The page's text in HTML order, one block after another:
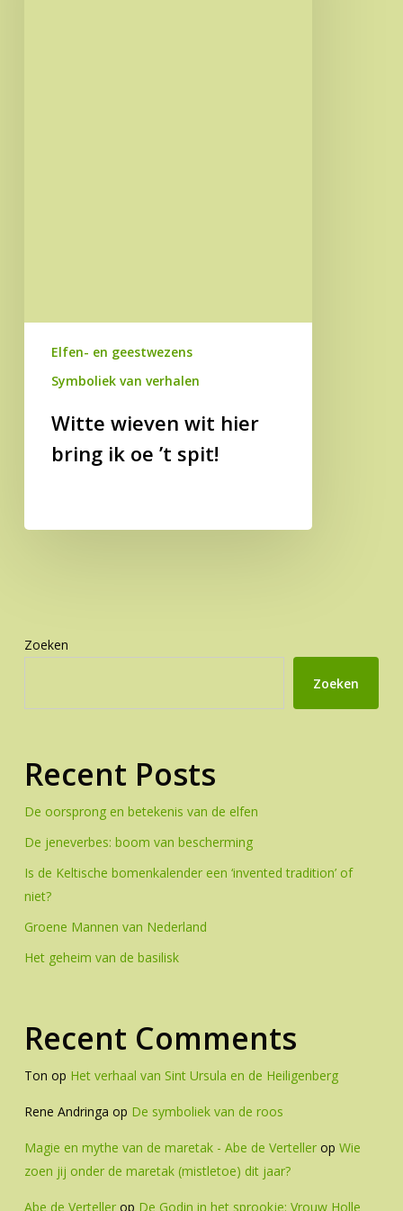
Elfen- en geestwezens
Symboliek van verhalen
Witte wieven wit hier
bring ik oe ’t spit!
Zoeken
Zoeken
Recent Posts
De oorsprong en betekenis van de elfen
De jeneverbes: boom van bescherming
Is de Keltische bomenkalender een ‘invented tradition’ of
niet?
Groene Mannen van Nederland
Het geheim van de basilisk
Recent Comments
Ton op Het verhaal van Sint Ursula en de Heiligenberg
Rene Andringa op De symboliek van de roos
Magie en mythe van de maretak - Abe de Vertellerop Wie
zoen jij onder de maretak (mistletoe) dit jaar?
Abe de Vertellerop De Godin in het sprookje: Vrouw Holle